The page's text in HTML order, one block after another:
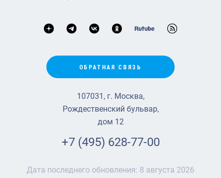
ОБРАТНАЯ СВЯЗЬ
107031, г. Москва,
Рождественский бульвар,
дом 12
+7 (495) 628-77-00
Дата последнего обновления: 8 августа 2026